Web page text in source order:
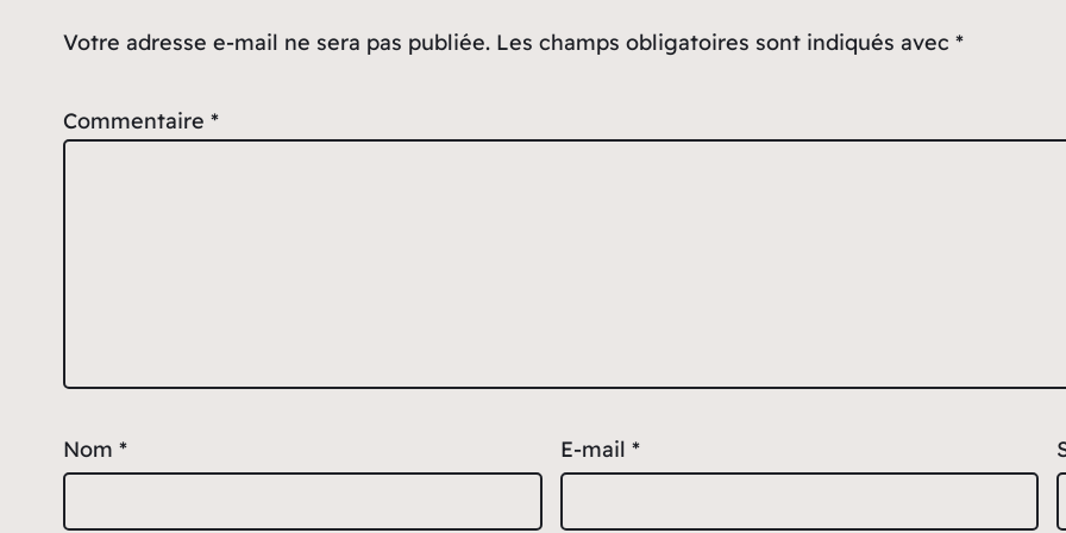
Votre adresse e-mail ne sera pas publiée. Les champs obligatoires sont indiqués avec *
Commentaire *
Nom * E-mail *